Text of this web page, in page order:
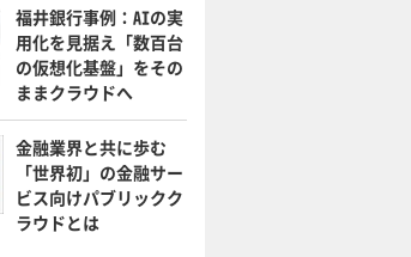
福井銀行事例：AIの実
用化を見据え「数百台
の仮想化基盤」をその
ままクラウドへ
金融業界と共に歩む
「世界初」の金融サー
ビス向けパブリックク
ラウドとは